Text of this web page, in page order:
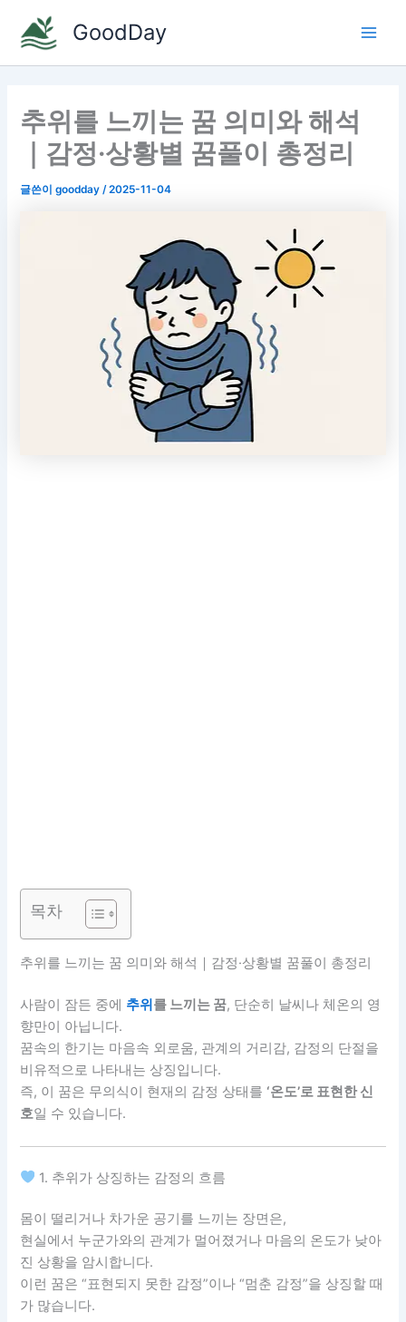
GoodDay
추위를 느끼는 꿈 의미와 해석
｜감정·상황별 꿈풀이 총정리
글쓴이goodday/2025-11-04
목차
추위를 느끼는 꿈 의미와 해석｜감정·상황별 꿈풀이 총정리
사람이 잠든 중에 추위를 느끼는 꿈, 단순히 날씨나 체온의 영
향만이 아닙니다.
꿈속의 한기는 마음속 외로움, 관계의 거리감, 감정의 단절을
비유적으로 나타내는 상징입니다.
즉, 이 꿈은 무의식이 현재의 감정 상태를 ‘온도’로 표현한 신
호일 수 있습니다.
1. 추위가 상징하는 감정의 흐름
몸이 떨리거나 차가운 공기를 느끼는 장면은,
현실에서 누군가와의 관계가 멀어졌거나 마음의 온도가 낮아
진 상황을 암시합니다.
이런 꿈은 “표현되지 못한 감정”이나 “멈춘 감정”을 상징할 때
가 많습니다.